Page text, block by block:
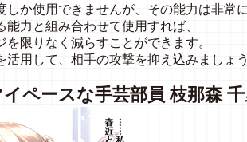
しか使用できませんが、その能力は非常
能力と組み合わせて使用すれば、
を限りなく減らすことができます。
活用して、相手の攻撃を抑え込みましょ
ペースな手芸部員 枝那森